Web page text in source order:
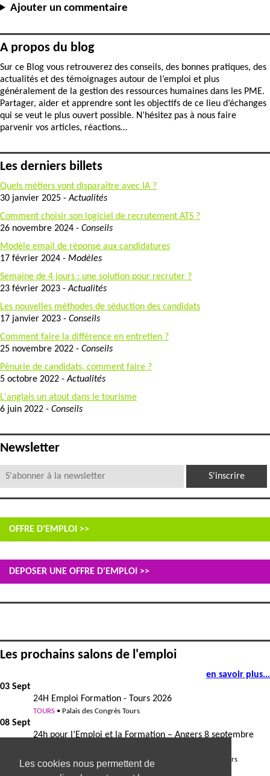
Les cookies nous permettent de
Ajouter un commentaire
A propos du blog
Sur ce Blog vous retrouverez des conseils, des bonnes pratiques, des
actualités et des témoignages autour de l’emploi et plus
généralement de la gestion des ressources humaines dans les PME.
Partager, aider et apprendre sont les objectifs de ce lieu d’échanges
qui se veut le plus ouvert possible. N’hésitez pas à nous faire
parvenir vos articles, réactions…
Les derniers billets
Quels métiers vont disparaître avec IA ?
30 janvier 2025 -Actualités
Comment choisir son logiciel de recrutement ATS ?
26 novembre 2024 - Conseils
Modèle email de réponse aux candidatures
17 février 2024 - Modèles
Semaine de 4 jours : une solution pour recruter ?
23 février 2023 -Actualités
Les nouvelles méthodes de séduction des candidats
17 janvier 2023 - Conseils
Comment faire la différence en entretien ?
25 novembre 2022 - Conseils
Pénurie de candidats, comment faire ?
5 octobre 2022 -Actualités
L'anglais un atout dans le tourisme
6 juin 2022 - Conseils
Newsletter
OFFRE D'EMPLOI >>
DEPOSER UNE OFFRE D'EMPLOI >>
Les prochains salons de l'emploi
en savoir plus...
03 Sept
24H Emploi Formation - Tours 2026
TOURS • Palais des Congrès Tours
08 Sept
24h pour l’Emploi et la Formation – Angers 8 septembre
ANGERS• Centre de Congrès Jean Monnier – Destination Angers